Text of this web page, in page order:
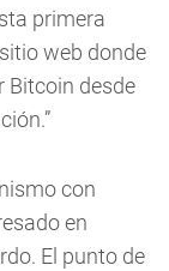
primera
web donde
Bitcoin desde
con
en
El punto de